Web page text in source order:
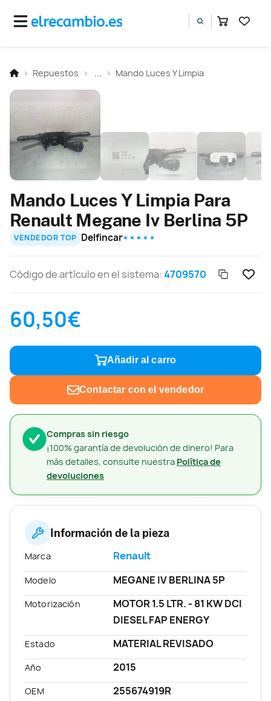
Repuestos Mando Luces Y Limpia
Compras sin riesgo
¡100% garantía de devolución de dinero! Para
más detalles, consulte nuestra Política de
devoluciones
Mando Luces Y Limpia Para
Renault Megane Iv Berlina 5P
VENDEDOR TOP Delfincar★ ★ ★ ★ ★
Código de artículo en el sistema:4709570
60,50€
Añadir al carro
Contactar con el vendedor
Información de la pieza
Marca Renault
Modelo MEGANE IV BERLINA 5P
Motorización
MOTOR 1.5 LTR. - 81 KW DCI
DIESEL FAP ENERGY
Estado MATERIAL REVISADO
Año 2015
OEM 255674919R